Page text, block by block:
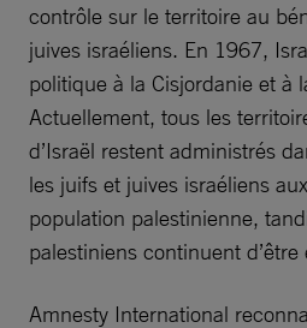
contrôle sur le territoire au
juives israéliens. En 1967,
politique à la Cisjordanie et à
Actuellement, tous les
d’Israël restent administrés
les juifs et juives israéliens
population palestinienne,
palestiniens continuent d’être
Amnesty International